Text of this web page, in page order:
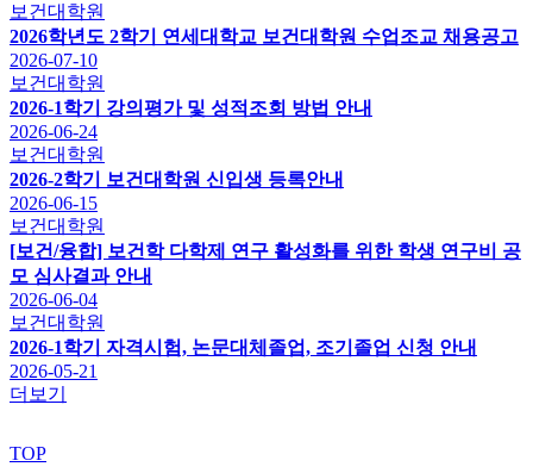
보건대학원
2026학년도 2학기 연세대학교 보건대학원 수업조교 채용공고
2026-07-10
보건대학원
2026-1학기 강의평가 및 성적조회 방법 안내
2026-06-24
보건대학원
2026-2학기 보건대학원 신입생 등록안내
2026-06-15
보건대학원
[보건/융합] 보건학 다학제 연구 활성화를 위한 학생 연구비 공
모 심사결과 안내
2026-06-04
보건대학원
2026-1학기 자격시험, 논문대체졸업, 조기졸업 신청 안내
2026-05-21
더보기
TOP